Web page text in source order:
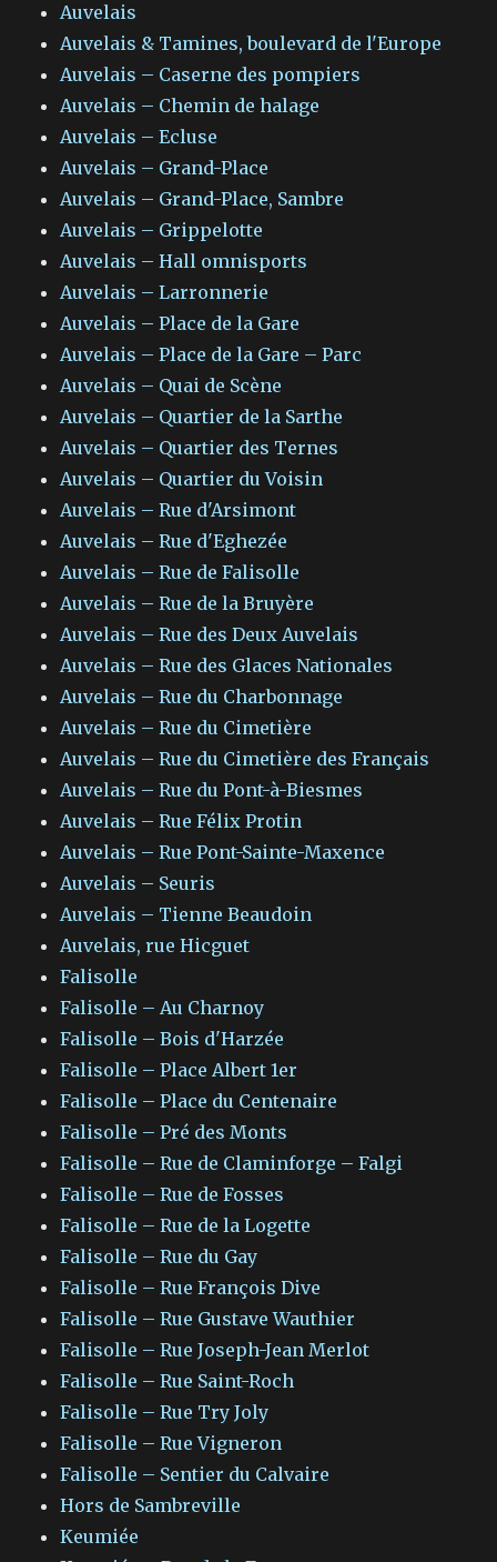
Auvelais
Auvelais & Tamines, boulevard de l'Europe
Auvelais – Caserne des pompiers
Auvelais – Chemin de halage
Auvelais – Ecluse
Auvelais – Grand-Place
Auvelais – Grand-Place, Sambre
Auvelais – Grippelotte
Auvelais – Hall omnisports
Auvelais – Larronnerie
Auvelais – Place de la Gare
Auvelais – Place de la Gare – Parc
Auvelais – Quai de Scène
Auvelais – Quartier de la Sarthe
Auvelais – Quartier des Ternes
Auvelais – Quartier du Voisin
Auvelais – Rue d'Arsimont
Auvelais – Rue d'Eghezée
Auvelais – Rue de Falisolle
Auvelais – Rue de la Bruyère
Auvelais – Rue des Deux Auvelais
Auvelais – Rue des Glaces Nationales
Auvelais – Rue du Charbonnage
Auvelais – Rue du Cimetière
Auvelais – Rue du Cimetière des Français
Auvelais – Rue du Pont-à-Biesmes
Auvelais – Rue Félix Protin
Auvelais – Rue Pont-Sainte-Maxence
Auvelais – Seuris
Auvelais – Tienne Beaudoin
Auvelais, rue Hicguet
Falisolle
Falisolle – Au Charnoy
Falisolle – Bois d'Harzée
Falisolle – Place Albert 1er
Falisolle – Place du Centenaire
Falisolle – Pré des Monts
Falisolle – Rue de Claminforge – Falgi
Falisolle – Rue de Fosses
Falisolle – Rue de la Logette
Falisolle – Rue du Gay
Falisolle – Rue François Dive
Falisolle – Rue Gustave Wauthier
Falisolle – Rue Joseph-Jean Merlot
Falisolle – Rue Saint-Roch
Falisolle – Rue Try Joly
Falisolle – Rue Vigneron
Falisolle – Sentier du Calvaire
Hors de Sambreville
Keumiée